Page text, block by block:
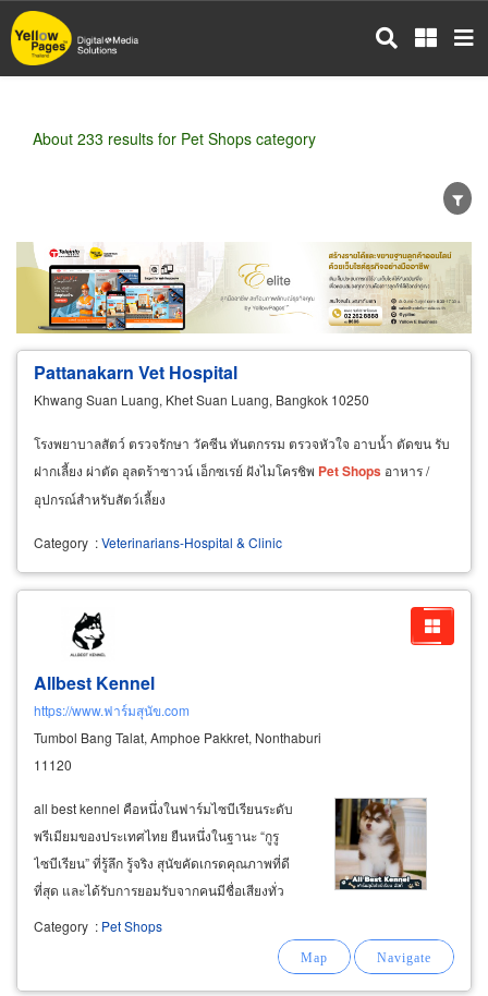
Skip
to
main
About 233 results for Pet Shops category
Wholesale Retail Manufacturer
Dealer
Exporter/Importer
Service Business
Pattanakarn Vet Hospital
Khwang Suan Luang, Khet Suan Luang, Bangkok 10250
โรงพยาบาลสัตว์ ตรวจรักษา วัคซีน ทันตกรรม ตรวจหัวใจ อาบน้ำ ตัดขน รับ
ฝากเลี้ยง ผ่าตัด อุลตร้าซาวน์ เอ็กซเรย์ ฝังไมโครชิพ PetShops อาหาร /
อุปกรณ์สำหรับสัตว์เลี้ยง
Category :Veterinarians-Hospital & Clinic
Allbest Kennel
https://www.ฟาร์มสุนัข.com
Tumbol Bang Talat, Amphoe Pakkret, Nonthaburi
11120
all best kennel คือหนึ่งในฟาร์มไซบีเรียนระดับ
พรีเมียมของประเทศไทย ยืนหนึ่งในฐานะ “กูรู
ไซบีเรียน” ที่รู้ลึก รู้จริง สุนัขคัดเกรดคุณภาพที่ดี
ที่สุด และได้รับการยอมรับจากคนมีชื่อเสียงทั่ว
ด้านการให้คำปรึกษาแบบตัวต่อตัว เจาะลึกตาม
ไลฟ์สไตล์ของแต่ละบ้าน ไม่ใช่แค่พามาดูน้องหมา
Category : Pet Shops